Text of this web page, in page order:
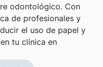
odontológico. Con
de profesionales y
el uso de papel y
tu clínica en